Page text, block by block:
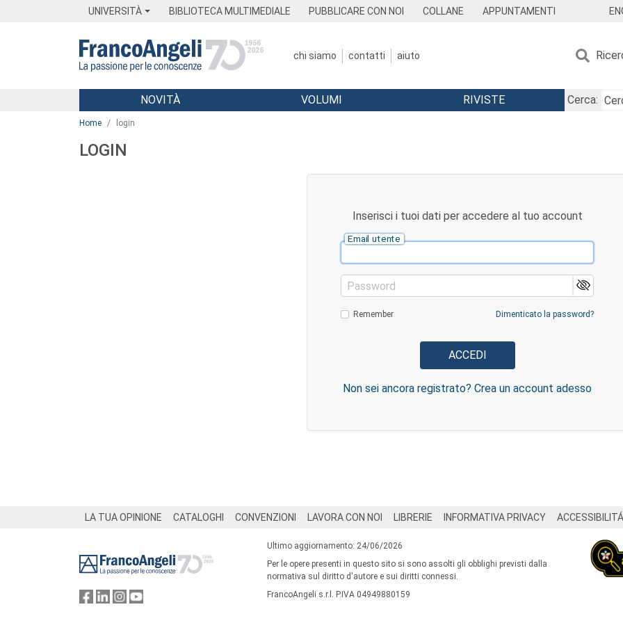
UNIVERSITÀ BIBLIOTECA MULTIMEDIALE PUBBLICARE CON NOI COLLANE APPUNTAMENTI
chi siamo contatti aiuto
Menu
NOVITÀ VOLUMI RIVISTE
Cerca:
Home login
LOGIN
Inserisci i tuoi dati per accedere al tuo account
Email utente
Password
Remember Dimenticato la password?
Non sei ancora registrato? Crea un account adesso
LA TUA OPINIONE CATALOGHI CONVENZIONI LAVORA CON NOI LIBRERIE INFORMATIVA PRIVACY ACCESSIBILITÁ
Ultimo aggiornamento: 24/06/2026
Per le opere presenti in questo sito si sono assolti gli obblighi previsti dalla
normativa sul diritto d'autore e sui diritti connessi.
FrancoAngeli s.r.l. P.IVA 04949880159